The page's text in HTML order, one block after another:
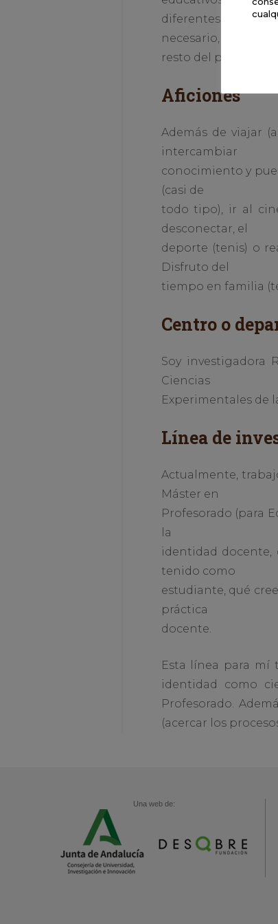
diferentes
necesario, evalúo,
resto del
Aficiones
Además de viajar
intercambiar
conocimiento y
(casi de
todo tipo), ir al
desconectar, el
deporte (tenis) o
Disfruto del
tiempo en familia
Centro o
Soy investigadora
Ciencias
Experimentales de
Línea de
Actualmente,
Máster en
Profesorado (para
la
identidad docente,
tenido como
estudiante, qué
práctica
docente.
Esta línea para mí
identidad como
Profesorado.
(acercar los
Una web de: